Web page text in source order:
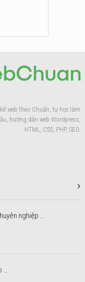
web theo Chuẩn, tự học làm
hướng dẫn web Wordpress,
HTML, CSS, PHP, SEO.
nghiệp …
…